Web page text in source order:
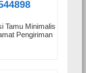
Tamu Minimalis
Pengiriman